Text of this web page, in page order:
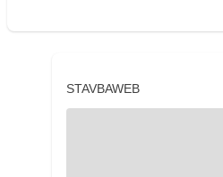
STAVBAWEB